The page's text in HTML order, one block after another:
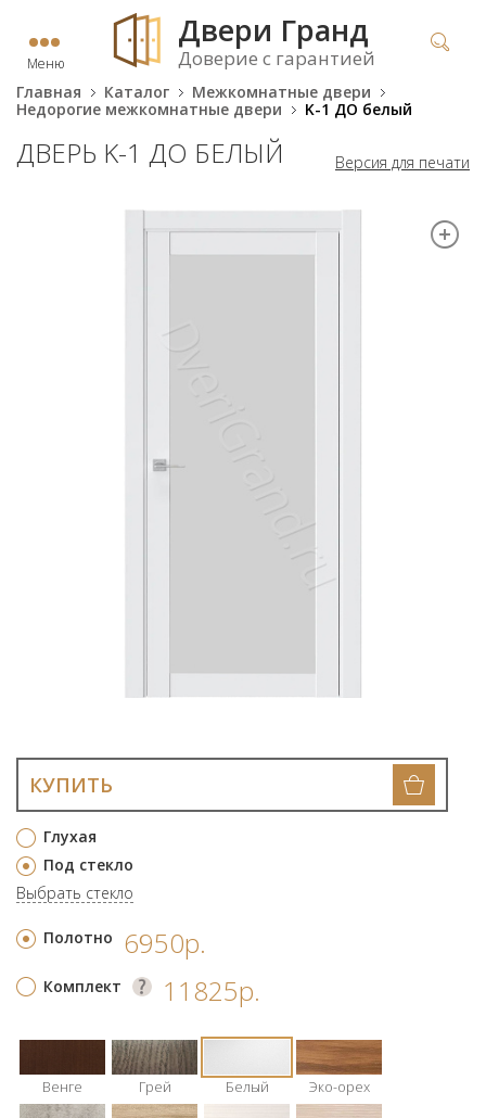
Меню
Двери Гранд
Доверие с гарантией
Главная Каталог
Межкомнатные двери
Недорогие межкомнатные двери
K-1 ДО белый
Версия для печати
ДВЕРЬ K-1 ДО БЕЛЫЙ
Глухая
Под стекло
Выбрать стекло
КУПИТЬ
Полотно 6950р.
Комплект 11825р.
Венге Грей Белый Эко-орех